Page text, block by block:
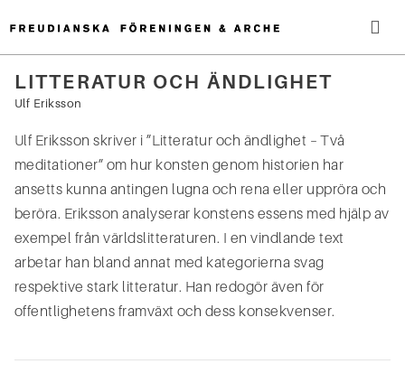
till
innehåll
Sök
LITTERATUR OCH ÄNDLIGHET
Ulf Eriksson
Ulf Eriksson skriver i ”Litteratur och ändlighet – Två
meditationer” om hur konsten genom historien har
ansetts kunna antingen lugna och rena eller uppröra och
beröra. Eriksson analyserar konstens essens med hjälp av
exempel från världslitteraturen. I en vindlande text
arbetar han bland annat med kategorierna svag
respektive stark litteratur. Han redogör även för
offentlighetens framväxt och dess konsekvenser.